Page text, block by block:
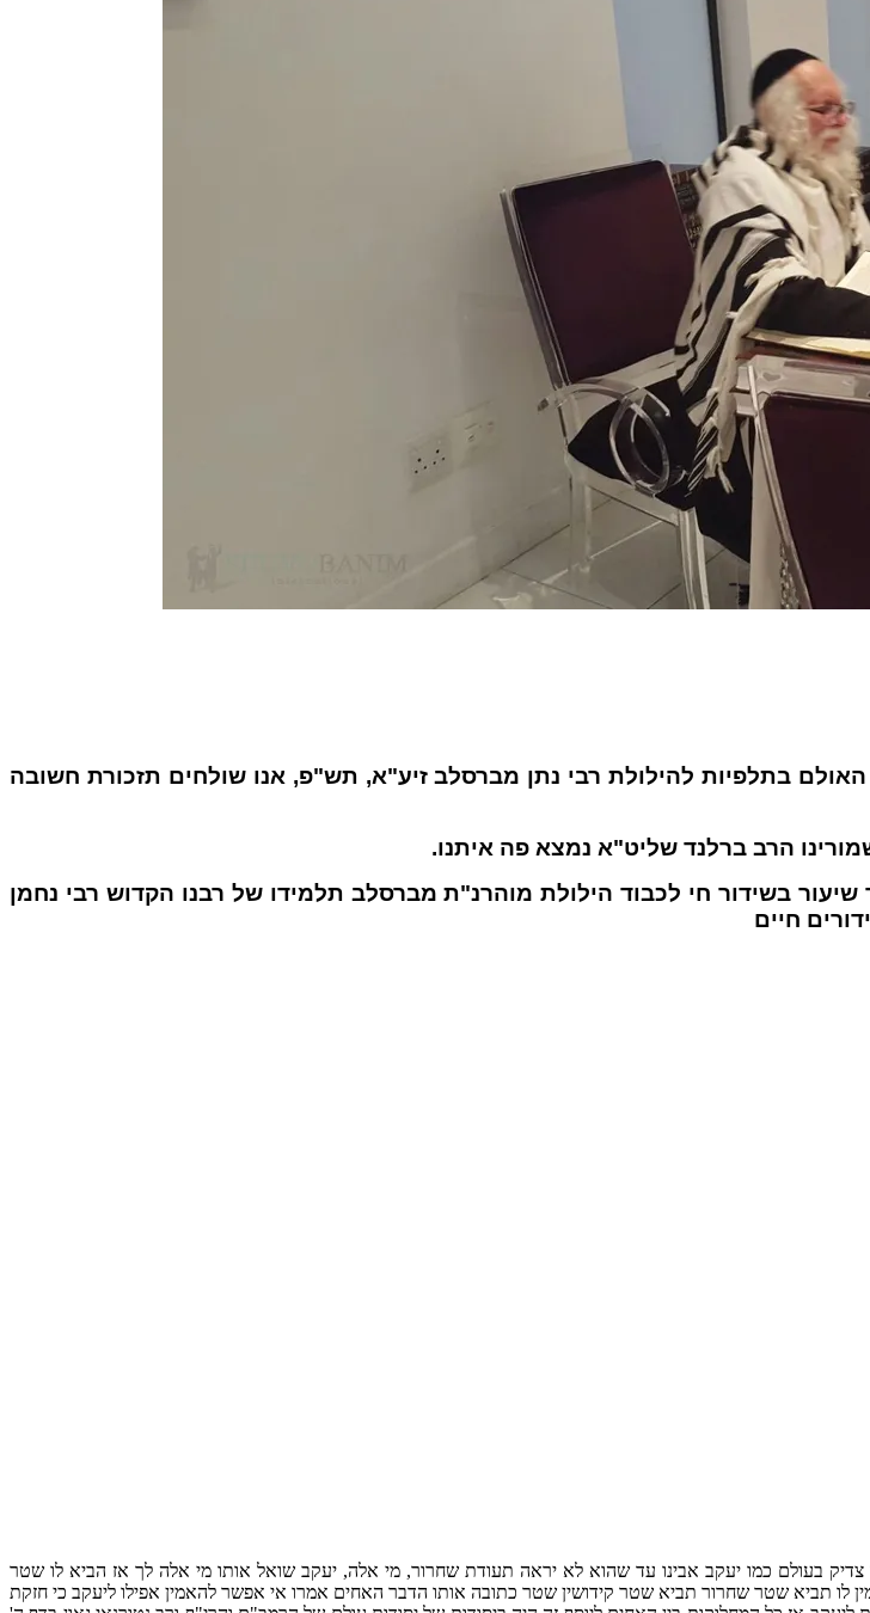
בתלפיות להילולת רבי נתן מברסלב זיע"א, תש"פ, אנו שולחים תזכורת חשובה
הרב ברלנד שליט"א נמצא פה איתנו.
ברלנד שליט"א מסר שיעור בשידור חי לכבוד הילולת מוהרנ"ת מברסלב תלמידו של רבנו הקדוש רבי נחמן
חיים
בעולם כמו יעקב אבינו עד שהוא לא יראה תעודת שחרור, מי אלה, יעקב שואל אותו מי אלה לך אז הביא לו שטר
לו תביא שטר שחרור תביא שטר קידושין שטר כתובה אותו הדבר האחים אמרו אי אפשר להאמין אפילו ליעקב כי חזקת